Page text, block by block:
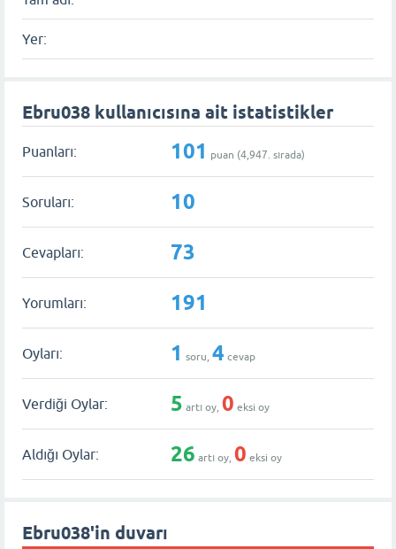
Yer:
Ebru038 kullanıcısına ait istatistikler
Puanları: 101 puan (4,947. sırada)
Soruları: 10
Cevapları: 73
Yorumları: 191
Oyları: 1 soru, 4 cevap
Verdiği Oylar: 5 artı oy, 0 eksi oy
Aldığı Oylar: 26 artı oy, 0 eksi oy
Ebru038'in duvarı